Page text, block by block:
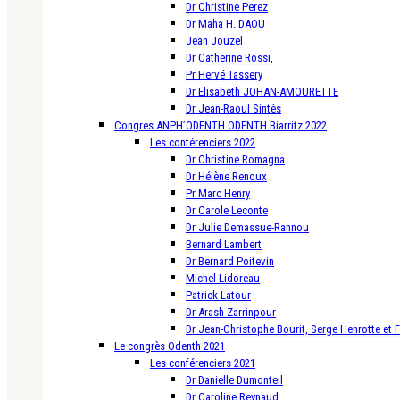
Dr Christine Perez
Dr Maha H. DAOU
Jean Jouzel
Dr Catherine Rossi,
Pr Hervé Tassery
Dr Elisabeth JOHAN-AMOURETTE
Dr Jean-Raoul Sintès
Congres ANPH’ODENTH ODENTH Biarritz 2022
Les conférenciers 2022
Dr Christine Romagna
Dr Hélène Renoux
Pr Marc Henry
Dr Carole Leconte
Dr Julie Demassue-Rannou
Bernard Lambert
Dr Bernard Poitevin
Michel Lidoreau
Patrick Latour
Dr Arash Zarrinpour
Dr Jean-Christophe Bourit, Serge Henrotte et
Le congrès Odenth 2021
Les conférenciers 2021
Dr Danielle Dumonteil
Dr Caroline Reynaud